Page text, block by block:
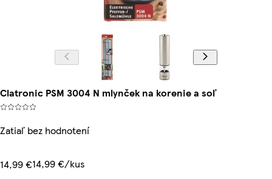
Clatronic PSM 3004 N mlynček na korenie a soľ
Zatiaľ bez hodnotení
14,99 €14,99 €/kus